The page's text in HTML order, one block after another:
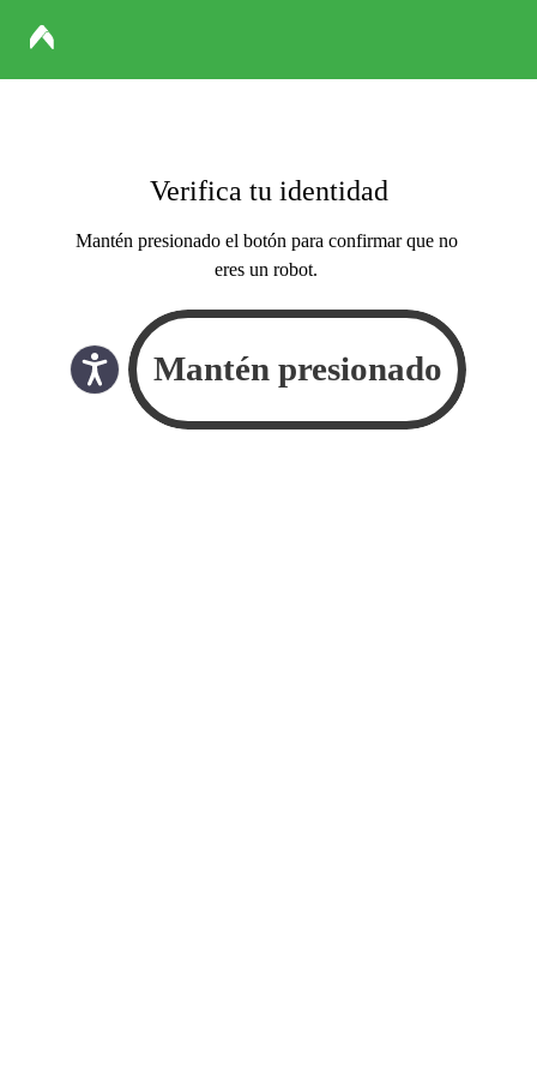
Verifica tu identidad
Mantén presionado el botón para confirmar que no
eres un robot.